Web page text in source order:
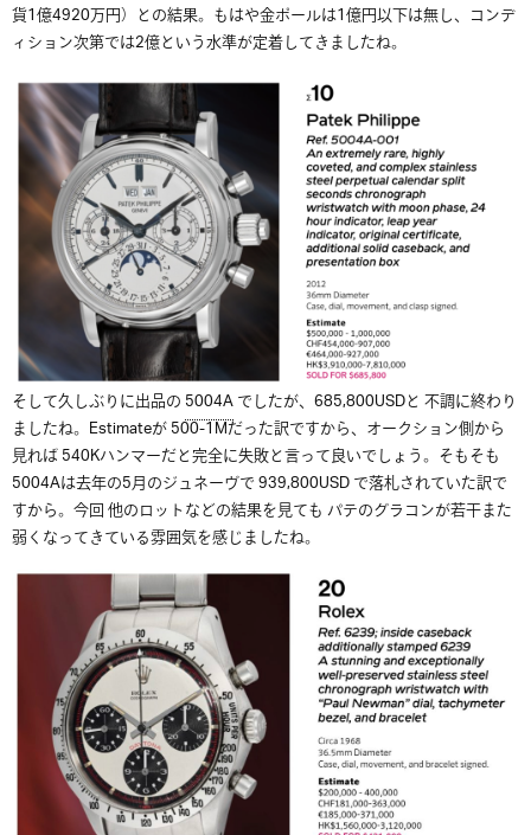
貨1億4920万円）との結果。もはや金ポールは1億円以下は無し、コンデ
ィション次第では2億という水準が定着してきましたね。
そして久しぶりに出品の5004Aでしたが、685,800USDと 不調に終わり
ましたね。Estimateが 500-1Mだった訳ですから、オークション側から
見れば 540Kハンマーだと完全に失敗と言って良いでしょう。そもそも
5004Aは去年の5月のジュネーヴで 939,800USD で落札されていた訳で
すから。今回 他のロットなどの結果を見ても パテのグラコンが若干また
弱くなってきている雰囲気を感じましたね。